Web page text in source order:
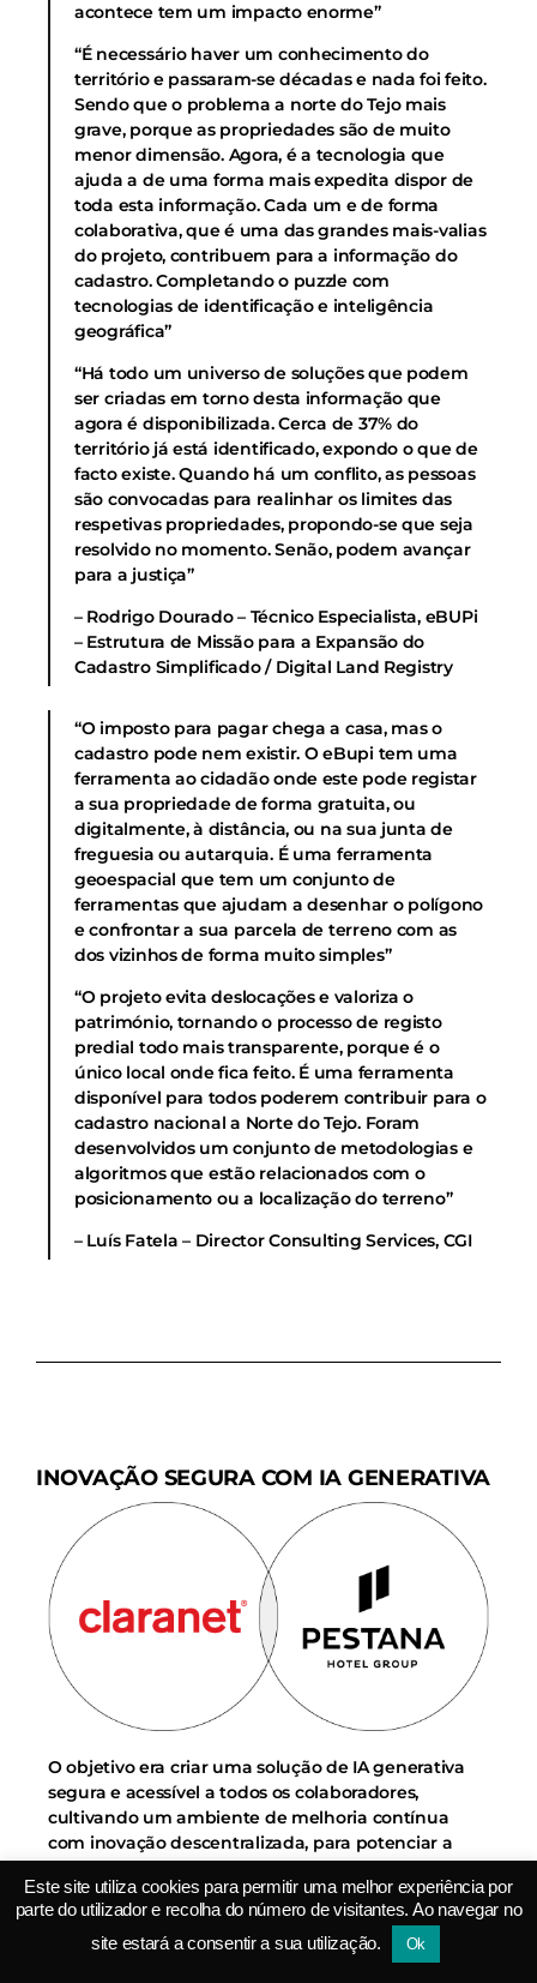
acontece tem um impacto enorme”
“É necessário haver um conhecimento do
território e passaram-se décadas e nada foi feito.
Sendo que o problema a norte do Tejo mais
grave, porque as propriedades são de muito
menor dimensão. Agora, é a tecnologia que
ajuda a de uma forma mais expedita dispor de
toda esta informação. Cada um e de forma
colaborativa, que é uma das grandes mais-valias
do projeto, contribuem para a informação do
cadastro. Completando o puzzle com
tecnologias de identificação e inteligência
geográfica”
“Há todo um universo de soluções que podem
ser criadas em torno desta informação que
agora é disponibilizada. Cerca de 37% do
território já está identificado, expondo o que de
facto existe. Quando há um conflito, as pessoas
são convocadas para realinhar os limites das
respetivas propriedades, propondo-se que seja
resolvido no momento. Senão, podem avançar
para a justiça”
– Rodrigo Dourado – Técnico Especialista, eBUPi
– Estrutura de Missão para a Expansão do
Cadastro Simplificado / Digital Land Registry
“O imposto para pagar chega a casa, mas o
cadastro pode nem existir. O eBupi tem uma
ferramenta ao cidadão onde este pode registar
a sua propriedade de forma gratuita, ou
digitalmente, à distância, ou na sua junta de
freguesia ou autarquia. É uma ferramenta
geoespacial que tem um conjunto de
ferramentas que ajudam a desenhar o polígono
e confrontar a sua parcela de terreno com as
dos vizinhos de forma muito simples”
“O projeto evita deslocações e valoriza o
património, tornando o processo de registo
predial todo mais transparente, porque é o
único local onde fica feito. É uma ferramenta
disponível para todos poderem contribuir para o
cadastro nacional a Norte do Tejo. Foram
desenvolvidos um conjunto de metodologias e
algoritmos que estão relacionados com o
posicionamento ou a localização do terreno”
– Luís Fatela – Director Consulting Services, CGI
INOVAÇÃO SEGURA COM IA GENERATIVA
O objetivo era criar uma solução de IA generativa
segura e acessível a todos os colaboradores,
cultivando um ambiente de melhoria contínua
com inovação descentralizada, para potenciar a
eficiência, tornar a segurança de dados uma
prioridade e a organização mais ágil e adaptável.
Nesse sentido, o Pestana Hotel Group fez uma
parceria com a Claranet Portugal, que desenvolveu
uma solução que responde aos requisitos de forma
Este site utiliza cookies para permitir uma melhor experiência por
parte do utilizador e recolha do número de visitantes. Ao navegar no
site estará a consentir a sua utilização.
Ok